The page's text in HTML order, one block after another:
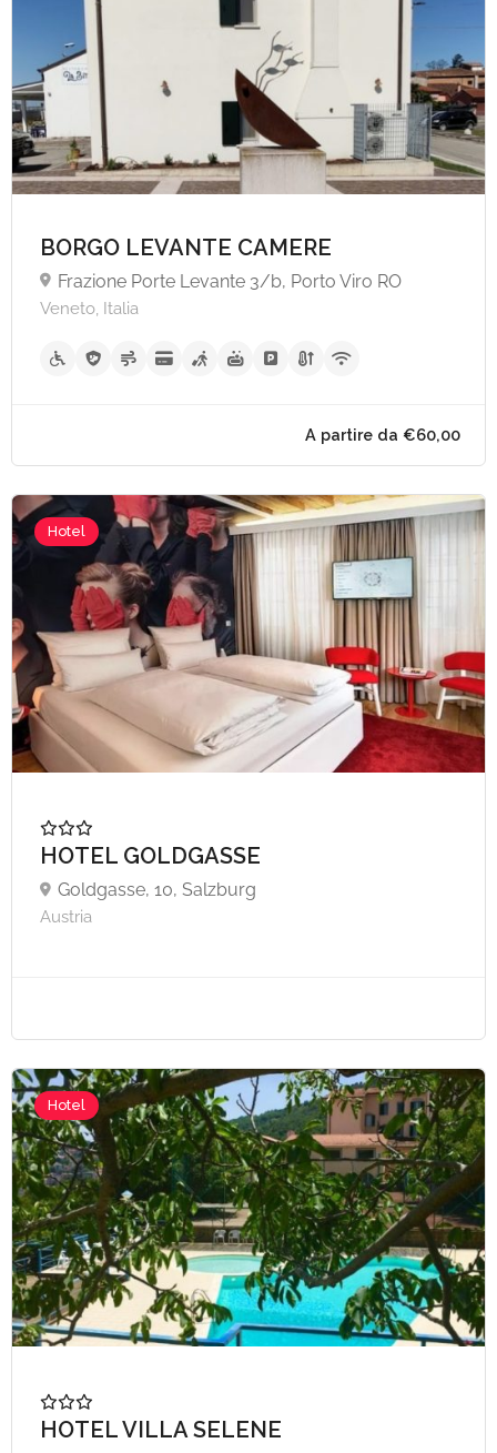
BORGO LEVANTE CAMERE
Frazione Porte Levante 3/b, Porto Viro RO
Veneto, Italia
A partire da
Hotel
HOTEL GOLDGASSE
Goldgasse, 10, Salzburg
Austria
Hotel
HOTEL VILLA SELENE